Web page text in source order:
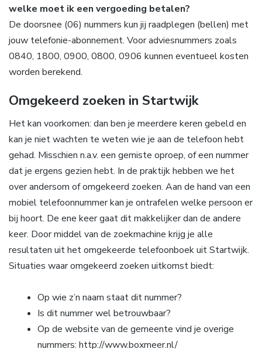
welke moet ik een vergoeding betalen?
De doorsnee (06) nummers kun jij raadplegen (bellen) met
jouw telefonie-abonnement. Voor adviesnummers zoals
0840, 1800, 0900, 0800, 0906 kunnen eventueel kosten
worden berekend.
Omgekeerd zoeken in Startwijk
Het kan voorkomen: dan ben je meerdere keren gebeld en
kan je niet wachten te weten wie je aan de telefoon hebt
gehad. Misschien n.a.v. een gemiste oproep, of een nummer
dat je ergens gezien hebt. In de praktijk hebben we het
over andersom of omgekeerd zoeken. Aan de hand van een
mobiel telefoonnummer kan je ontrafelen welke persoon er
bij hoort. De ene keer gaat dit makkelijker dan de andere
keer. Door middel van de zoekmachine krijg je alle
resultaten uit het omgekeerde telefoonboek uit Startwijk.
Situaties waar omgekeerd zoeken uitkomst biedt:
Op wie z’n naam staat dit nummer?
Is dit nummer wel betrouwbaar?
Op de website van de gemeente vind je overige
nummers: http://www.boxmeer.nl/